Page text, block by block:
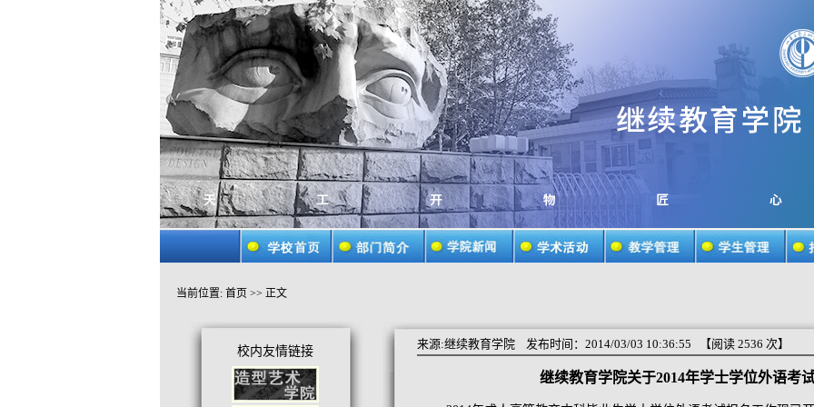
当前位置: 首页 >> 正文
校内友情链接
来源:继续教育学院 发布时间：2014/03/03 10:36:55 【阅读 2536 次】
继续教育学院关于2014年学士学位外语考